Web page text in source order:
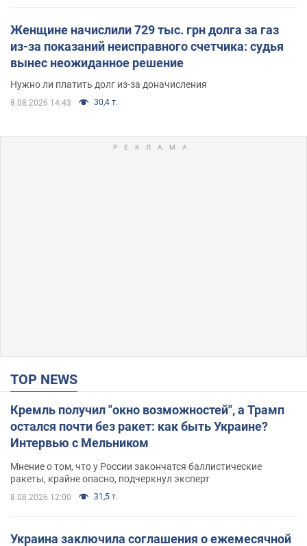
Женщине начислили 729 тыс. грн долга за газ
из-за показаний неисправного счетчика: судья
вынес неожиданное решение
Нужно ли платить долг из-за доначисления
8.08.2026 14:43 30,4 т.
TOP NEWS
Кремль получил "окно возможностей", а Трамп
остался почти без ракет: как быть Украине?
Интервью с Мельником
Мнение о том, что у России закончатся баллистические
ракеты, крайне опасно, подчеркнул эксперт
8.08.2026 12:00 31,5 т.
Украина заключила соглашения о ежемесячной